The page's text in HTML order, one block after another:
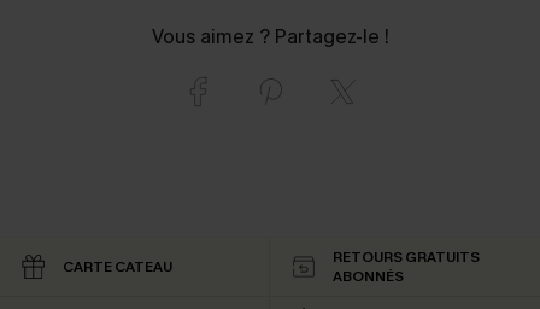
Vous aimez ? Partagez-le !
CARTE CATEAU
RETOURS GRATUITS
ABONNÉS